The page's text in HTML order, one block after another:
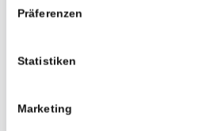
Präferenzen
Statistiken
Marketing
- 0,00%